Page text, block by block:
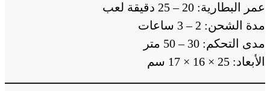
عمر البطارية: 20 – 25 دقيقة لعب
مدة الشحن: 2 – 3 ساعات
مدى التحكم: 30 – 50 متر
الأبعاد: 25 × 16 × 17 سم